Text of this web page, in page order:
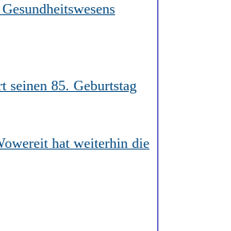
seinen 85. Geburtstag
hat weiterhin die